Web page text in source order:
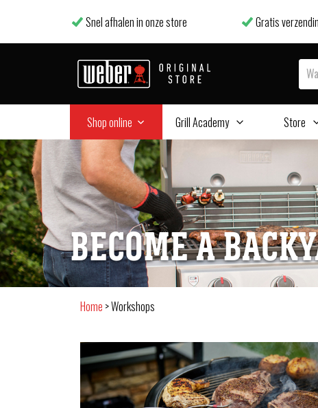
Snel afhalen in onze store Gratis
Shop online Grill Academy Store
BECOME A
Home >Workshops